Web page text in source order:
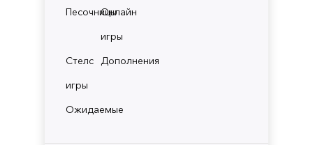
ПесочницыОнлайн
игры
Стелс
игры
Дополнения
Ожидаемые